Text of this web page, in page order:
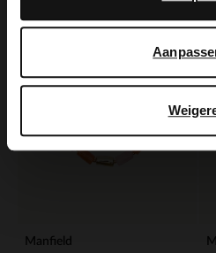
Manfield